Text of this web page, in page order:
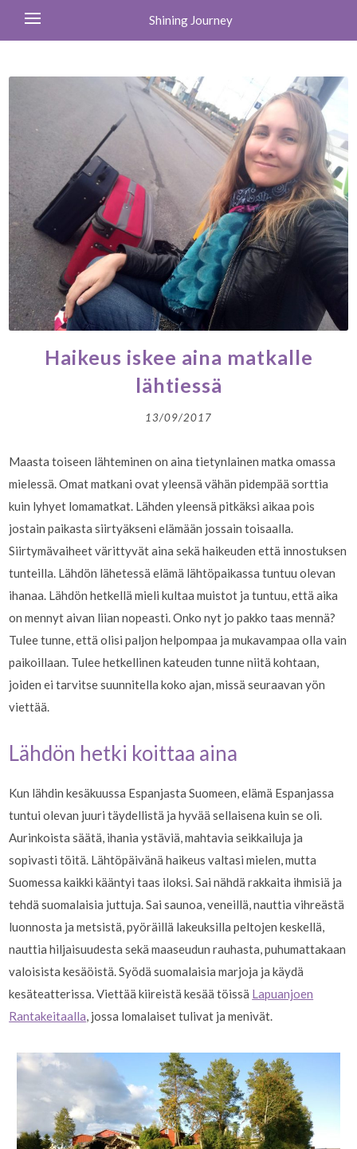
Shining Journey
Haikeus iskee aina matkalle
lähtiessä
13/09/2017
Maasta toiseen lähteminen on aina tietynlainen matka omassa
mielessä. Omat matkani ovat yleensä vähän pidempää sorttia
kuin lyhyet lomamatkat. Lähden yleensä pitkäksi aikaa pois
jostain paikasta siirtyäkseni elämään jossain toisaalla.
Siirtymävaiheet värittyvät aina sekä haikeuden että innostuksen
tunteilla. Lähdön lähetessä elämä lähtöpaikassa tuntuu olevan
ihanaa. Lähdön hetkellä mieli kultaa muistot ja tuntuu, että aika
on mennyt aivan liian nopeasti. Onko nyt jo pakko taas mennä?
Tulee tunne, että olisi paljon helpompaa ja mukavampaa olla vain
paikoillaan. Tulee hetkellinen kateuden tunne niitä kohtaan,
joiden ei tarvitse suunnitella koko ajan, missä seuraavan yön
viettää.
Lähdön hetki koittaa aina
Kun lähdin kesäkuussa Espanjasta Suomeen, elämä Espanjassa
tuntui olevan juuri täydellistä ja hyvää sellaisena kuin se oli.
Aurinkoista säätä, ihania ystäviä, mahtavia seikkailuja ja
sopivasti töitä. Lähtöpäivänä haikeus valtasi mielen, mutta
Suomessa kaikki kääntyi taas iloksi. Sai nähdä rakkaita ihmisiä ja
tehdä suomalaisia juttuja. Sai saunoa, veneillä, nauttia vihreästä
luonnosta ja metsistä, pyöräillä lakeuksilla peltojen keskellä,
nauttia hiljaisuudesta sekä maaseudun rauhasta, puhumattakaan
valoisista kesäöistä. Syödä suomalaisia marjoja ja käydä
kesäteatterissa. Viettää kiireistä kesää töissä Lapuanjoen
Rantakeitaalla, jossa lomalaiset tulivat ja menivät.